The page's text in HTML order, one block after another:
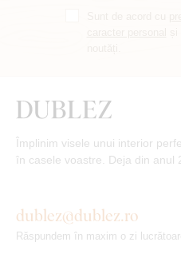
Împlinim visele unui interior
în casele voastre. Deja din anul
dublez@dublez.ro
Răspundem în maxim o zi